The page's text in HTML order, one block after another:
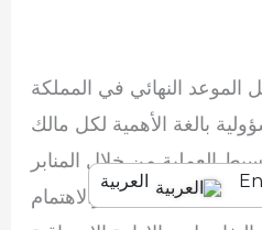
النهائي في المملكة
بالغة الأهمية لكل مالك
العملية من خلال المنابر
تخطيطا دقيقا، والاهتمام
العربية